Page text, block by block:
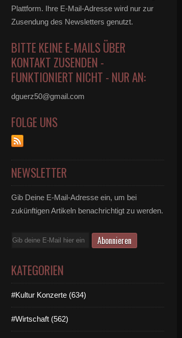
Plattform. Ihre E-Mail-Adresse wird nur zur
Zusendung des Newsletters genutzt.
BITTE KEINE E-MAILS ÜBER
KONTAKT ZUSENDEN -
FUNKTIONIERT NICHT - NUR AN:
dguerz50@gmail.com
FOLGE UNS
NEWSLETTER
Gib Deine E-Mail-Adresse ein, um bei
zukünftigen Artikeln benachrichtigt zu werden.
E-
KATEGORIEN
#Kultur Konzerte (634)
#Wirtschaft (562)